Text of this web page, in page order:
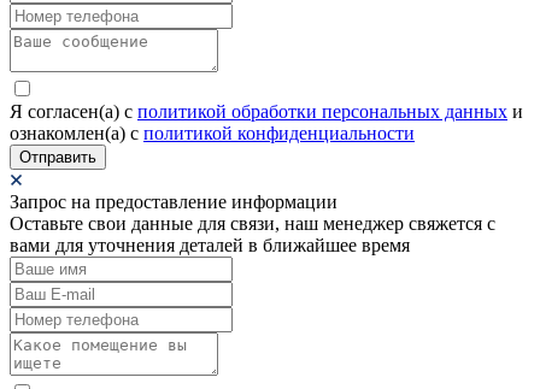
Я согласен(а) c политикой обработки персональных данных и
ознакомлен(а) с политикой конфиденциальности
Отправить
Запрос на предоставление информации
Оставьте свои данные для связи, наш менеджер свяжется с
вами для уточнения деталей в ближайшее время